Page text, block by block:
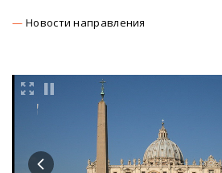
Новости направления